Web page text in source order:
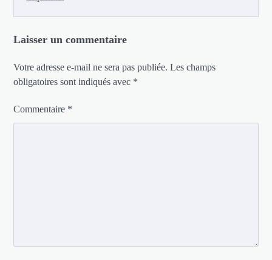
Laisser un commentaire
Votre adresse e-mail ne sera pas publiée. Les champs
obligatoires sont indiqués avec *
Commentaire *